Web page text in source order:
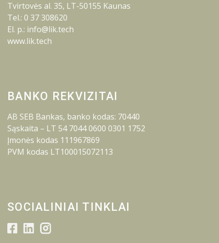
Tvirtovės al. 35, LT-50155 Kaunas
Tel.: 0 37 308620
El. p.: info@lik.tech
www.lik.tech
BANKO REKVIZITAI
AB SEB Bankas, banko kodas: 70440
Sąskaita – LT 54 7044 0600 0301 1752
Įmonės kodas 111967869
PVM kodas LT100015072113
SOCIALINIAI TINKLAI